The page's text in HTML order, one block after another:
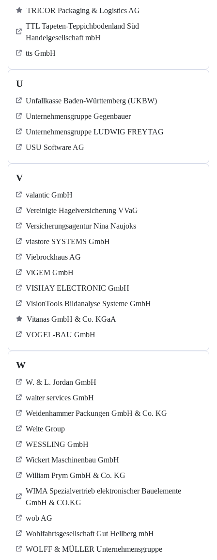
TRICOR Packaging & Logistics AG
TTL Tapeten-Teppichbodenland Süd
Handelgesellschaft mbH
tts GmbH
U
Unfallkasse Baden-Württemberg (UKBW)
Unternehmensgruppe Gegenbauer
Unternehmensgruppe LUDWIG FREYTAG
USU Software AG
V
valantic GmbH
Vereinigte Hagelversicherung VVaG
Versicherungsagentur Nina Naujoks
viastore SYSTEMS GmbH
Viebrockhaus AG
ViGEM GmbH
VISHAY ELECTRONIC GmbH
VisionTools Bildanalyse Systeme GmbH
Vitanas GmbH & Co. KGaA
VOGEL-BAU GmbH
W
W. & L. Jordan GmbH
walter services GmbH
Weidenhammer Packungen GmbH & Co. KG
Welte Group
WESSLING GmbH
Wickert Maschinenbau GmbH
William Prym GmbH & Co. KG
WIMA Spezialvertrieb elektronischer Bauelemente
GmbH & CO.KG
wob AG
Wohlfahrtsgesellschaft Gut Hellberg mbH
WOLFF & MÜLLER Unternehmensgruppe